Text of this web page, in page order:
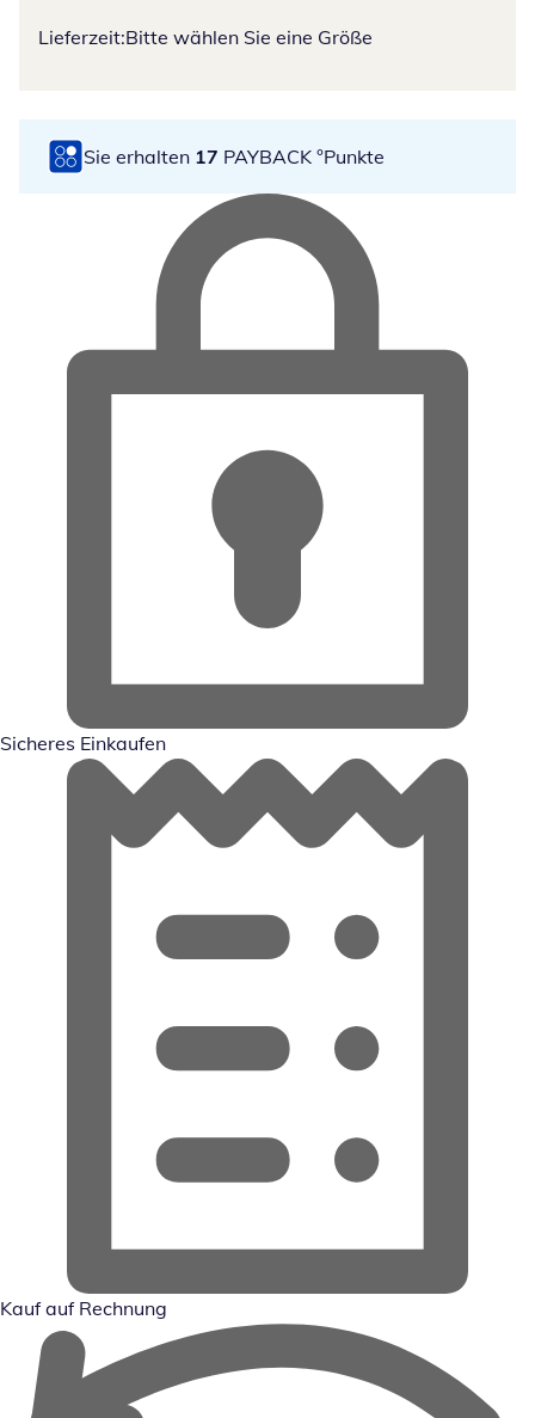
Lieferzeit:Bitte wählen Sie eine Größe
Sie erhalten 17 PAYBACK °Punkte
Sicheres Einkaufen
Kauf auf Rechnung